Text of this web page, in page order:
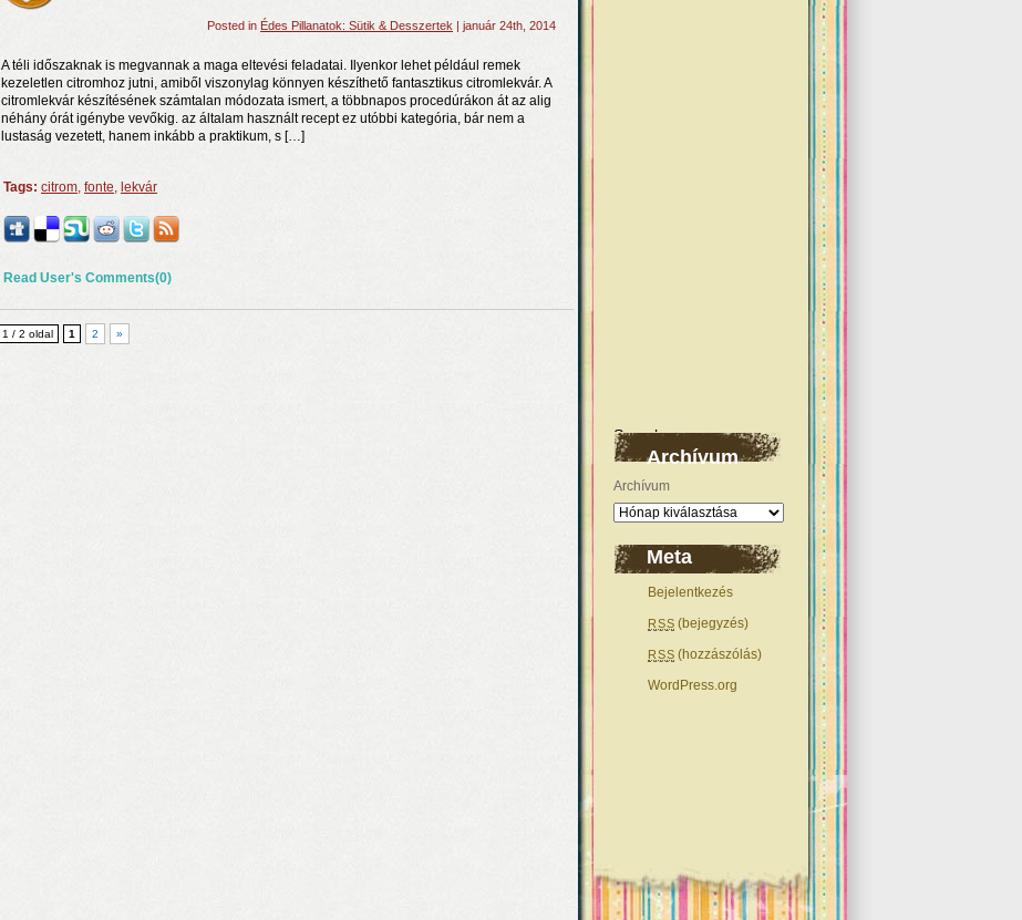
Archívum
Archívum
Meta
Bejelentkezés
RSS (bejegyzés)
RSS (hozzászólás)
WordPress.org
Posted in Édes Pillanatok: Sütik & Desszertek | január 24th, 2014
A téli időszaknak is megvannak a maga eltevési feladatai. Ilyenkor lehet például remek
kezeletlen citromhoz jutni, amiből viszonylag könnyen készíthető fantasztikus citromlekvár. A
citromlekvár készítésének számtalan módozata ismert, a többnapos procedúrákon át az alig
néhány órát igénybe vevőkig. az általam használt recept ez utóbbi kategória, bár nem a
lustaság vezetett, hanem inkább a praktikum, s […]
Tags: citrom, fonte, lekvár
Read User's Comments(0)
1 / 2 oldal 1 2 »